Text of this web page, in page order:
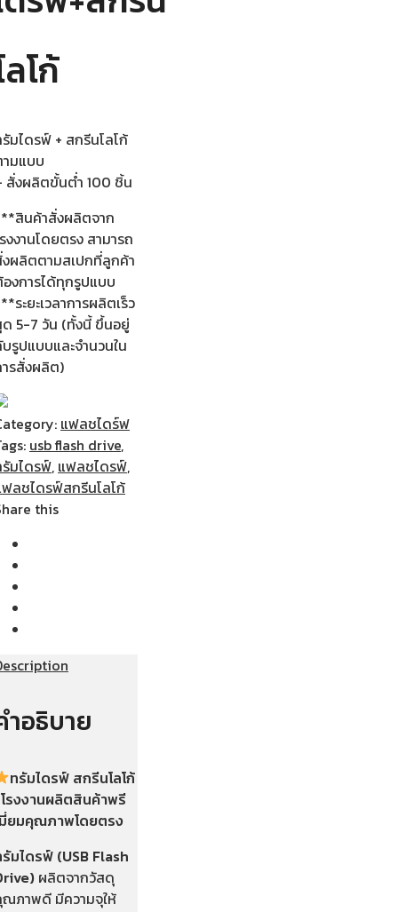
ลโก้
มไดรฟ์ + สกรีนโลโก้
มแบบ
สั่งผลิตขั้นต่ำ 100 ชิ้น
สินค้าสั่งผลิตจาก
งงานโดยตรง สามารถ
ผลิตตามสเปกที่ลูกค้า
งการได้ทุกรูปแบบ
ระยะเวลาการผลิตเร็ว
5-7 วัน (ทั้งนี้ ขึ้นอยู่
รูปแบบและจำนวนใน
รสั่งผลิต)
แฟลชไดร์ฟ
usb flash drive,
มไดรฟ์, แฟลชไดรฟ์,
ลชไดรฟ์สกรีนโลโก้
this
ำอธิบาย
ทรัมไดรฟ์ สกรีนโลโก้
รงงานผลิตสินค้าพรี
ยมคุณภาพโดยตรง
มไดรฟ์ (USB Flash
ผลิตจากวัสดุ
ภาพดี มีความจุให้